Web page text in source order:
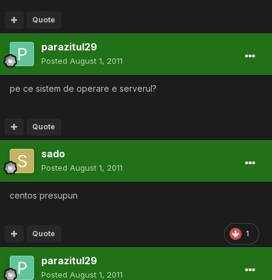
Quote
parazitul29
Posted August 1, 2011
pe ce sistem de operare e serverul?
Quote
sado
Posted August 1, 2011
centos presupun
1
Quote
parazitul29
Posted August 1, 2011